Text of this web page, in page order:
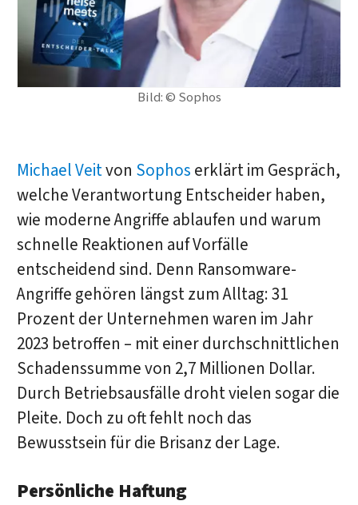
Bild: © Sophos
Michael Veitvon Sophos erklärt im Gespräch,
welche Verantwortung Entscheider haben,
wie moderne Angriffe ablaufen und warum
schnelle Reaktionen auf Vorfälle
entscheidend sind. Denn Ransomware-
Angriffe gehören längst zum Alltag: 31
Prozent der Unternehmen waren im Jahr
2023 betroffen – mit einer durchschnittlichen
Schadenssumme von 2,7 Millionen Dollar.
Durch Betriebsausfälle droht vielen sogar die
Pleite. Doch zu oft fehlt noch das
Bewusstsein für die Brisanz der Lage.
Persönliche Haftung